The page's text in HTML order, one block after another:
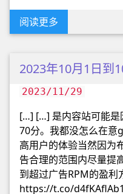
阅读更多
2023年10月1日到
2023/11/29
[…] […] 是内容站可能是
70分。我都没怎么在
高用户的体验当然因为
告合理的范围内尽量提
到超过广告RPM的盈利
https://t.co/